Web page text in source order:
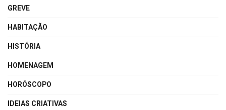
GREVE
HABITAÇÃO
HISTÓRIA
HOMENAGEM
HORÓSCOPO
IDEIAS CRIATIVAS